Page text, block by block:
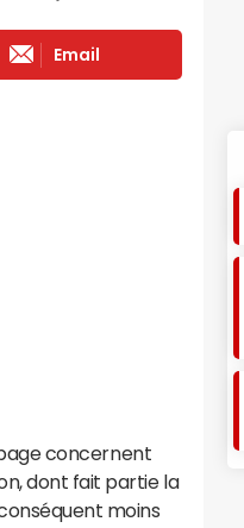
Email
concernent
dont fait partie la
moins